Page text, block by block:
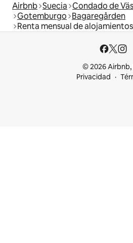
Airbnb Suecia Condado de
Gotemburgo Bagaregården
Renta mensual de alojamientos
© 2026 Airbnb,
Privacidad